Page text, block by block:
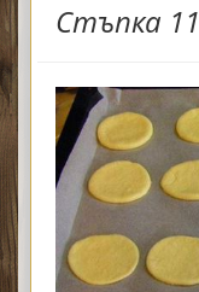
Стъпка 11